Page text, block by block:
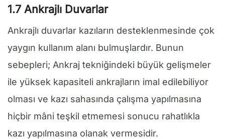
1.7 Ankrajlı Duvarlar
Ankrajlı duvarlar kazıların desteklenmesinde çok
yaygın kullanım alanı bulmuşlardır. Bunun
sebepleri; Ankraj tekniğindeki büyük gelişmeler
ile yüksek kapasiteli ankrajların imal edilebiliyor
olması ve kazı sahasında çalışma yapılmasına
hiçbir mâni teşkil etmemesi sonucu rahatlıkla
kazı yapılmasına olanak vermesidir.